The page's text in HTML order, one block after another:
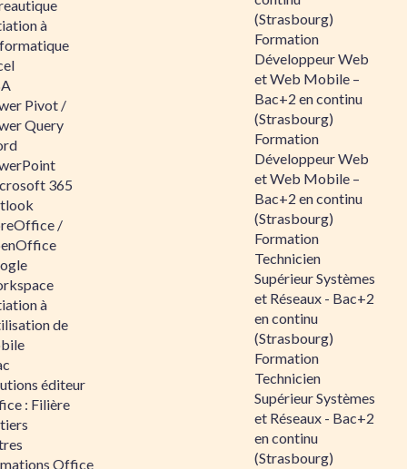
à
Pivot /
Query
365
/
à
de
éditeur
: Filière
Office
(Strasbourg)
Formation
Développeur Web
et Web Mobile –
Bac+2 en continu
(Strasbourg)
Formation
Développeur Web
et Web Mobile –
Bac+2 en continu
(Strasbourg)
Formation
Technicien
Supérieur Systèmes
et Réseaux - Bac+2
en continu
(Strasbourg)
Formation
Technicien
Supérieur Systèmes
et Réseaux - Bac+2
en continu
(Strasbourg)